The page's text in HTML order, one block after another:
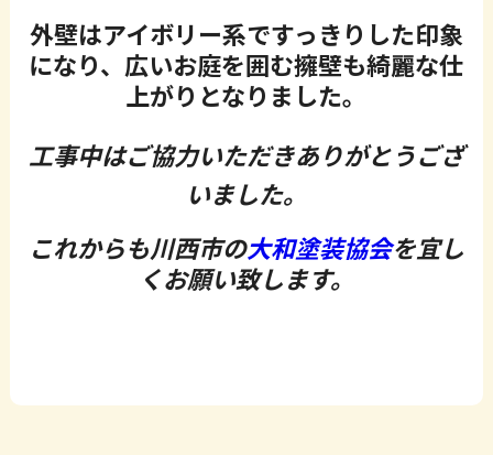
外壁はアイボリー系ですっきりした印象
になり、広いお庭を囲む擁壁も綺麗な仕
上がりとなりました。
工事中はご協力いただきありがとうござ
いました。
これからも川西市の大和塗装協会を宜し
くお願い致します。